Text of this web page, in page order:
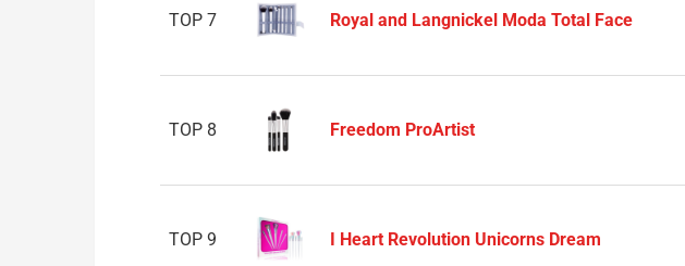
TOP 7 Royal and Langnickel Moda Total Face
TOP 8 Freedom ProArtist
TOP 9 I Heart Revolution Unicorns Dream